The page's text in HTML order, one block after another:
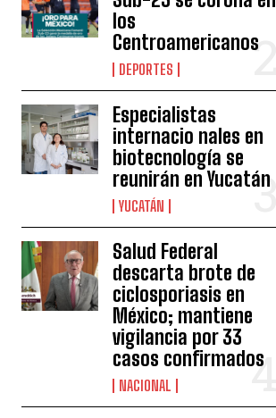
los
Centroamericanos
DEPORTES
Especialistas
internacio nales en
biotecnología se
reunirán en Yucatán
YUCATÁN
Salud Federal
descarta brote de
ciclosporiasis en
México; mantiene
vigilancia por 33
casos confirmados
NACIONAL